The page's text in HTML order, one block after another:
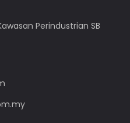
Perindustrian SB